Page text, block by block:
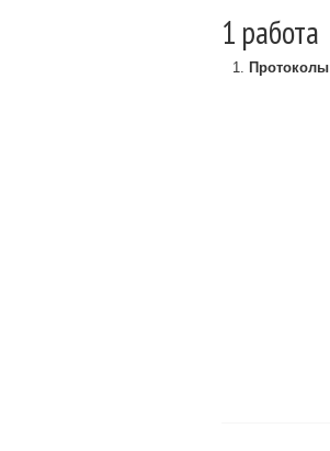
1 работа